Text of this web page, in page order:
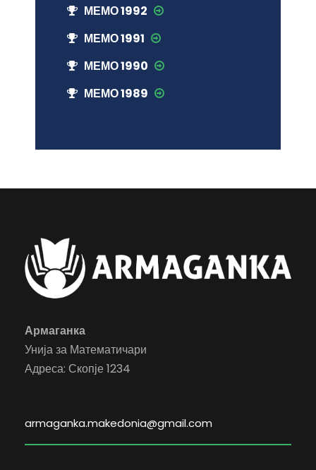
МЕМО 1992
МЕМО 1991
МЕМО 1990
МЕМО 1989
Армаганка
Унија за Математичари
Адреса: Скопје 1234
armaganka.makedonia@gmail.com